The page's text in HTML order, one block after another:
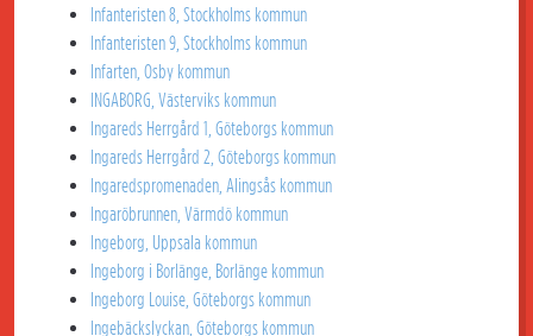
Infanteristen 8, Stockholms kommun
Infanteristen 9, Stockholms kommun
Infarten, Osby kommun
INGABORG, Västerviks kommun
Ingareds Herrgård 1, Göteborgs kommun
Ingareds Herrgård 2, Göteborgs kommun
Ingaredspromenaden, Alingsås kommun
Ingaröbrunnen, Värmdö kommun
Ingeborg, Uppsala kommun
Ingeborg i Borlänge, Borlänge kommun
Ingeborg Louise, Göteborgs kommun
Ingebäckslyckan, Göteborgs kommun